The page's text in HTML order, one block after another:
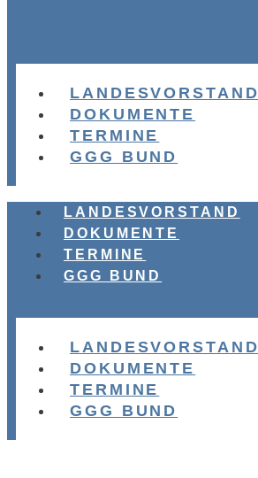
LANDESVORSTAND
DOKUMENTE
TERMINE
GGG BUND
LANDESVORSTAND
DOKUMENTE
TERMINE
GGG BUND
LANDESVORSTAND
DOKUMENTE
TERMINE
GGG BUND